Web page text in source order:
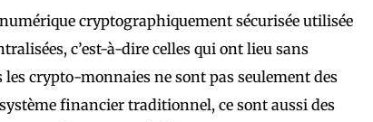
cryptographiquement sécurisée utilisée
c’est-à-dire celles qui ont lieu sans
crypto-monnaies ne sont pas seulement des
financier traditionnel, ce sont aussi des